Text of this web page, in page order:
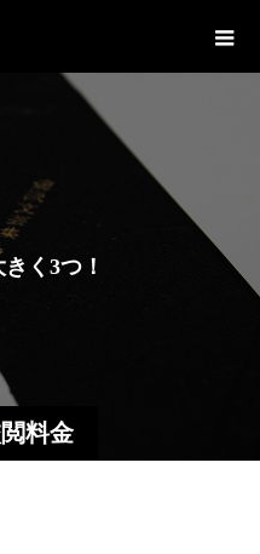
料金
き く 3つ！